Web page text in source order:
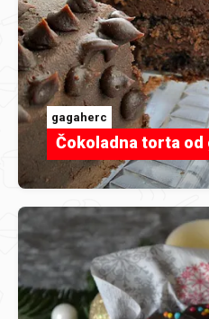
gagaherc
Čokoladna torta od